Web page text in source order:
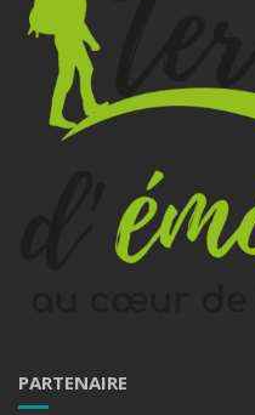
PARTENAIRE